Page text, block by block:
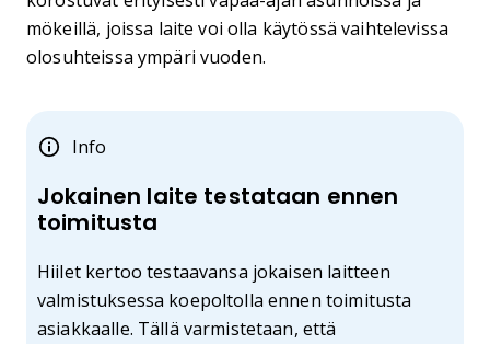
mökeillä, joissa laite voi olla käytössä vaihtelevissa
olosuhteissa ympäri vuoden.
Info
Jokainen laite testataan ennen
toimitusta
Hiilet kertoo testaavansa jokaisen laitteen
valmistuksessa koepoltolla ennen toimitusta
asiakkaalle. Tällä varmistetaan, että